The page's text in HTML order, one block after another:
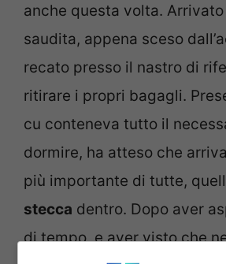
anche questa volta.
saudita, appena sceso
recato presso il nastro di
ritirare i propri bagagli.
cu conteneva tutto il
dormire, ha atteso che
più importante di tutte,
stecca dentro. Dopo aver
di tempo, e aver visto che